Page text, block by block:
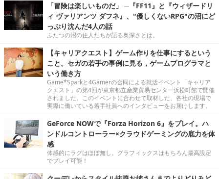
「冒険は楽しいものだ」 ─『FF11』と『ウィザードリ
ィ ヴァリアンツ ダフネ』、"優しくないRPG"の沼にど
っぷり沈んだ4人の話
ふたつの沼の住人たちが語る奥深さとは。
【キャリアクエスト】ゲーム作りを仕事にするという
こと。セガの若手の事例に見る，ゲームプログラマと
いう働き方
Game*Sparkと4Gamerの合同による就活イベント「キャリア
クエスト」の第4回が東京都立産業貿易センター浜松町館で開催
されました。このイベントに合わせて取材した、各社の現場で
実際に働いている若手社員へのインタビューをお届けします。
GeForce NOWで『Forza Horizon 6』をプレイ。ハ
ンドルコントローラー×クラウドゲーミングの底力を体
感
体感的にラグはほぼ無し。グラフィックスはもちろん最高設定
でプレイ可能！